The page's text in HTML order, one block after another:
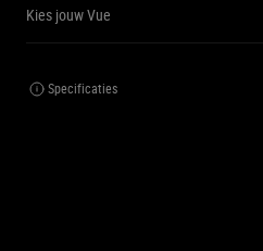
Kies jouw Vue
Specificaties